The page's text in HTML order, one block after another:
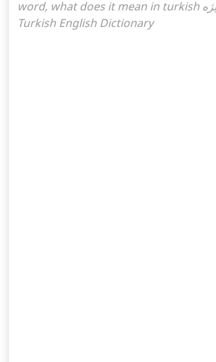
word, what does it mean in turkish ویژه, Ottoman
Turkish English Dictionary